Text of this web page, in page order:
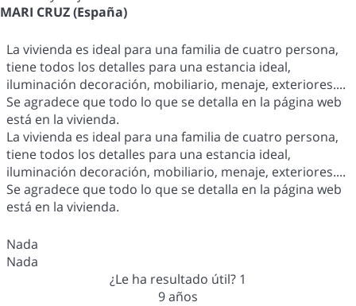
MARI CRUZ (España)
La vivienda es ideal para una familia de cuatro persona,
tiene todos los detalles para una estancia ideal,
iluminación decoración, mobiliario, menaje, exteriores....
Se agradece que todo lo que se detalla en la página web
está en la vivienda.
La vivienda es ideal para una familia de cuatro persona,
tiene todos los detalles para una estancia ideal,
iluminación decoración, mobiliario, menaje, exteriores....
Se agradece que todo lo que se detalla en la página web
está en la vivienda.
Nada
Nada
¿Le ha resultado útil? 1
9 años